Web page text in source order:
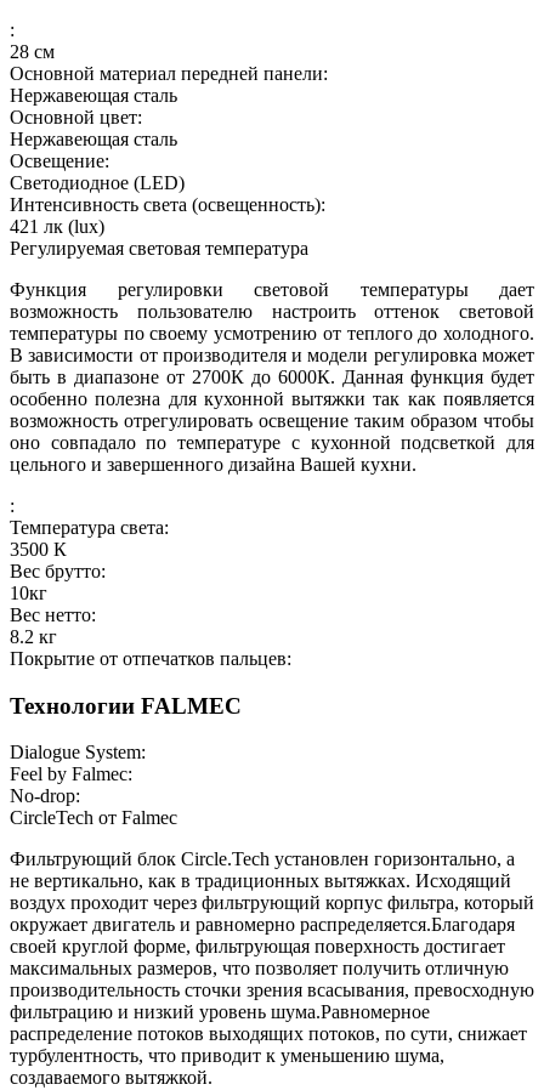
:
28 см
Основной материал передней панели:
Нержавеющая сталь
Основной цвет:
Нержавеющая сталь
Освещение:
Светодиодное (LED)
Интенсивность света (освещенность):
421 лк (lux)
Регулируемая световая температура
Функция регулировки световой температуры дает
возможность пользователю настроить оттенок световой
температуры по своему усмотрению от теплого до холодного.
В зависимости от производителя и модели регулировка может
быть в диапазоне от 2700К до 6000К. Данная функция будет
особенно полезна для кухонной вытяжки так как появляется
возможность отрегулировать освещение таким образом чтобы
оно совпадало по температуре с кухонной подсветкой для
цельного и завершенного дизайна Вашей кухни.
:
Температура света:
3500 К
Вес брутто:
10кг
Вес нетто:
8.2 кг
Покрытие от отпечатков пальцев:
Технологии FALMEC
Dialogue System:
Feel by Falmec:
No-drop:
СircleTech от Falmec
Фильтрующий блок Circle.Tech установлен горизонтально, а
не вертикально, как в традиционных вытяжках. Исходящий
воздух проходит через фильтрующий корпус фильтра, который
окружает двигатель и равномерно распределяется.Благодаря
своей круглой форме, фильтрующая поверхность достигает
максимальных размеров, что позволяет получить отличную
производительность сточки зрения всасывания, превосходную
фильтрацию и низкий уровень шума.Равномерное
распределение потоков выходящих потоков, по сути, снижает
турбулентность, что приводит к уменьшению шума,
создаваемого вытяжкой.